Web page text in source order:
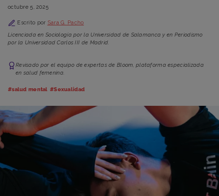
octubre 5, 2025
Escrito por Sara G. Pacho
Licenciada en Sociología por la Universidad de Salamanca y en Periodismo
por la Universidad Carlos III de Madrid.
Revisado por el equipo de expertas de Bloom, plataforma especializada
en salud femenina.
#salud mental #Sexualidad